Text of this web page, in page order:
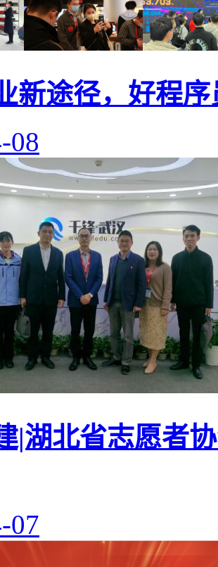
新途径，好程
08
|湖北省志愿者
07